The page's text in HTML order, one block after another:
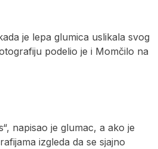
je lepa glumica uslikala svog
podelio je i Momčilo na
napisao je glumac, a ako je
izgleda da se sjajno